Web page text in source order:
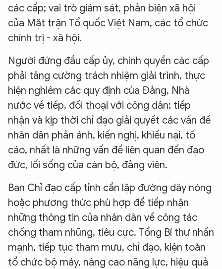
các cấp; vai trò giám sát, phản biện xã hội
của Mặt trận Tổ quốc Việt Nam, các tổ chức
chính trị - xã hội.
Người đứng đầu cấp ủy, chính quyền các cấp
phải tăng cường trách nhiệm giải trình, thực
hiện nghiêm các quy định của Đảng, Nhà
nước về tiếp, đối thoại với công dân; tiếp
nhận và kịp thời chỉ đạo giải quyết các vấn đề
nhân dân phản ánh, kiến nghị, khiếu nại, tố
cáo, nhất là những vấn đề liên quan đến đạo
đức, lối sống của cán bộ, đảng viên.
Ban Chỉ đạo cấp tỉnh cần lập đường dây nóng
hoặc phương thức phù hợp để tiếp nhận
những thông tin của nhân dân về công tác
chống tham nhũng, tiêu cực. Tổng Bí thư nhấn
mạnh, tiếp tục tham mưu, chỉ đạo, kiện toàn
tổ chức bộ máy, nâng cao năng lực, hiệu quả